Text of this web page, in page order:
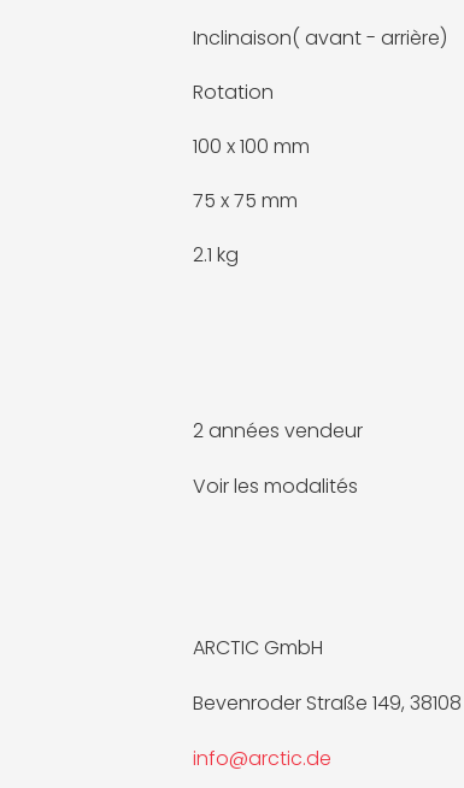
Inclinaison( avant - arrière)
Rotation
100 x 100 mm
75 x 75 mm
2.1 kg
2 années vendeur
Voir les modalités
ARCTIC GmbH
Bevenroder Straße 149,
info@arctic.de